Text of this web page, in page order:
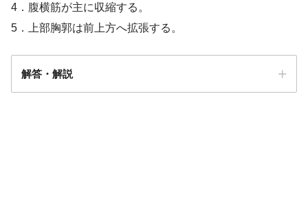
4．腹横筋が主に収縮する。
5．上部胸郭は前上方へ拡張する。
解答・解説